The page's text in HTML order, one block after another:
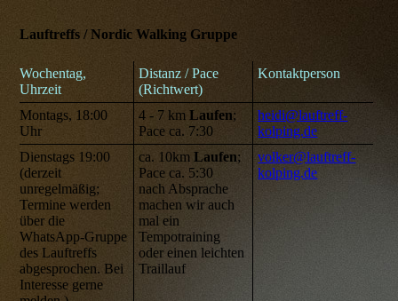
Lauftreffs / Nordic Walking Gruppe
Wochentag,
Uhrzeit
Distanz / Pace
(Richtwert)
Kontaktperson
Montags, 18:00
Uhr
4 - 7 kmLaufen;
Pace ca. 7:30
heidi@lauftreff-
kolping.de
Dienstags 19:00
(derzeit
unregelmäßig;
Termine werden
über die
WhatsApp-Gruppe
des Lauftreffs
abgesprochen. Bei
Interesse gerne
ca. 10kmLaufen;
Pace ca. 5:30
nach Absprache
machen wir auch
mal ein
Tempotraining
oder einen leichten
Traillauf
volker@lauftreff-
kolping.de